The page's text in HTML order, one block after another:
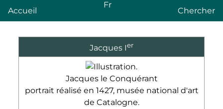
Accueil
Fr
Chercher
Jacques Ier
Jacques le Conquérant
portrait réalisé en 1427, musée national d'art
de Catalogne.